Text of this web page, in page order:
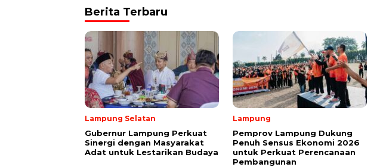
Berita Terbaru
Lampung Selatan
Gubernur Lampung Perkuat
Sinergi dengan Masyarakat
Adat untuk Lestarikan Budaya
Lampung
Pemprov Lampung Dukung
Penuh Sensus Ekonomi 2026
untuk Perkuat Perencanaan
Pembangunan